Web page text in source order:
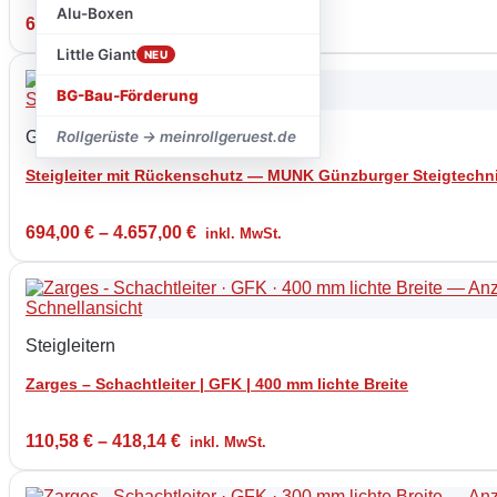
Alu-Boxen
Little Giant NEU
BG-Bau-Förderung
Rollgerüste → meinrollgeruest.de
67,97€ –247,29
Schnellansicht
Günzburger Leiter
Steigleiter mit Rückenschutz — MUNK Günzburger
694,00 € – 4.657,00 € inkl. MwSt.
Schnellansicht
Steigleitern
Zarges – Schachtleiter | GFK | 400 mm lichte Breite
110,58 € – 418,14 € inkl. MwSt.